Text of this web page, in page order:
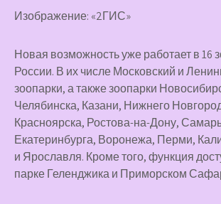
Изображение: «2ГИС»
Новая возможность уже работает в 16
России. В их числе Московский и
зоопарки, а также зоопарки
Челябинска, Казани, Нижнего
Красноярска, Ростова-на-Дону,
Екатеринбурга, Воронежа, Перми,
и Ярославля. Кроме того, функция
парке Геленджика и Приморском